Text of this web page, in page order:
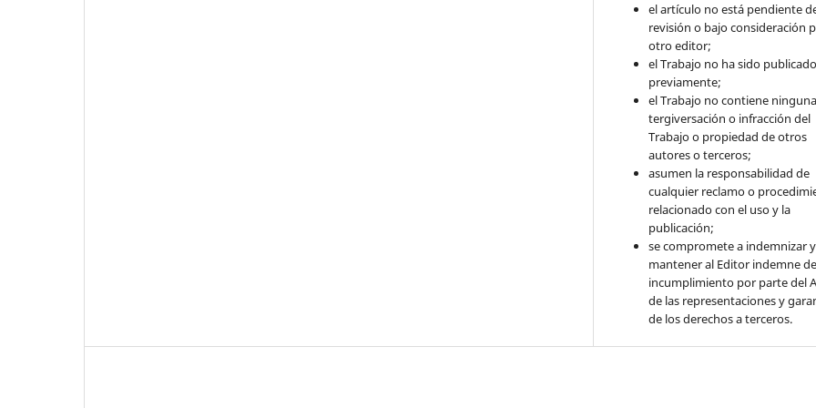
el artículo no está pendiente
revisión o bajo consideración
otro editor;
el Trabajo no ha sido publicado
previamente;
el Trabajo no contiene ninguna
tergiversación o infracción del
Trabajo o propiedad de otros
autores o terceros;
asumen la responsabilidad de
cualquier reclamo o
relacionado con el uso y la
publicación;
se compromete a indemnizar y
mantener al Editor indemne
incumplimiento por parte del
de las representaciones y
de los derechos a terceros.